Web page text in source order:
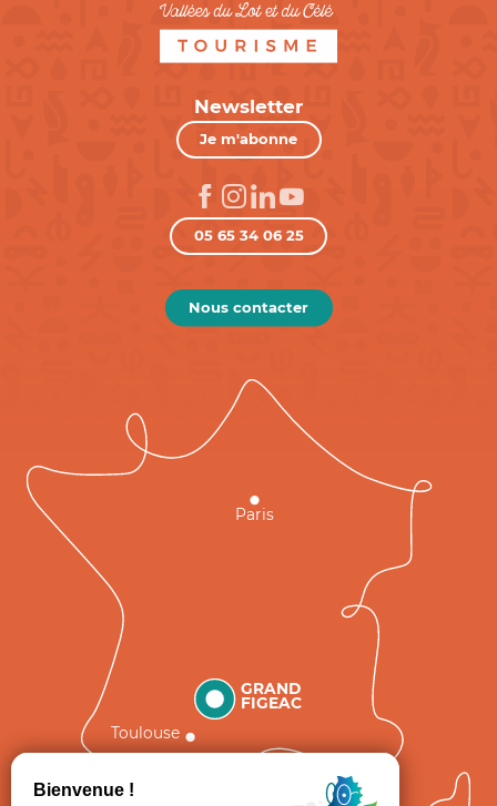
Newsletter
Je m'abonne
05 65 34 06 25
Nous contacter
GRAND
FIGEAC
Toulouse
Paris